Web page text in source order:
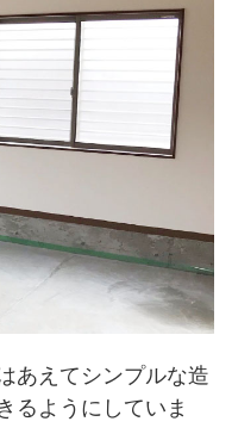
あえてシンプルな造
るようにしていま